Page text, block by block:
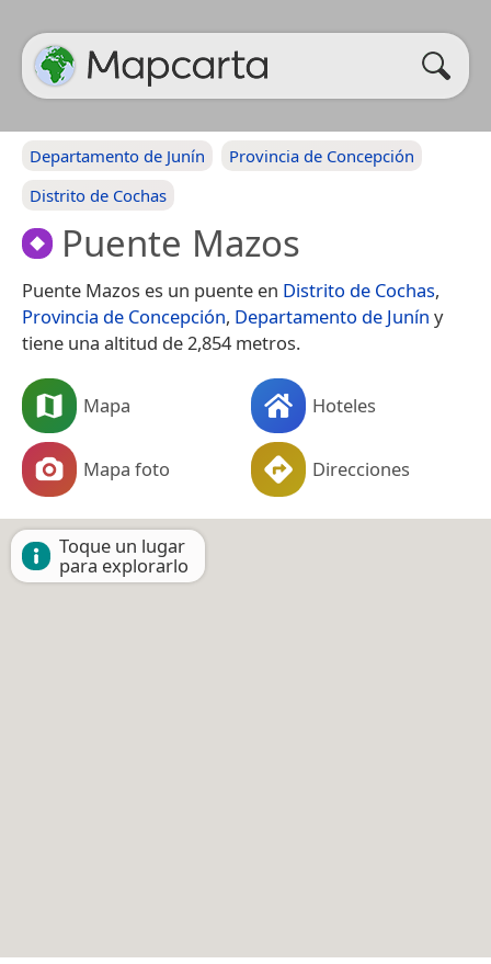
Departamento de Junín
Provincia de Concepción
Distrito de Cochas
Puente Mazos
Puente Mazos es un puente en Distrito de Cochas,
Provincia de Concepción, Departamento de Junín y
tiene una altitud de 2,854 metros.
Mapa Hoteles
Mapa foto Direcciones
Toque un lugar
para explorarlo